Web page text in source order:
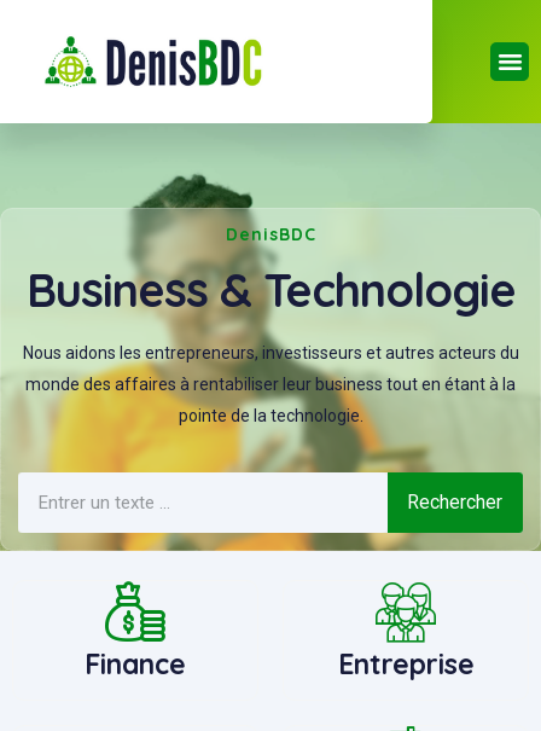
DenisBDC
Business & Technologie
Nous aidons les entrepreneurs, investisseurs et autres acteurs du
monde des affaires à rentabiliser leur business tout en étant à la
pointe de la technologie.
Rechercher
Finance Entreprise